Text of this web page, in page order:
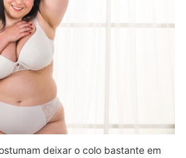
deixar o colo bastante em